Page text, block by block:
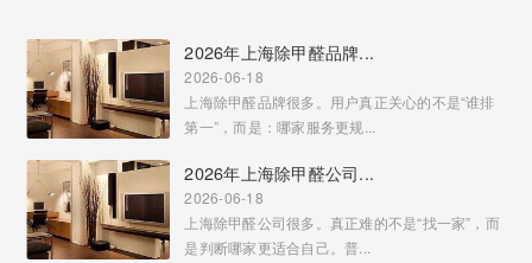
2026年上海除甲醛品牌...
2026-06-18
上海除甲醛品牌很多。用户真正关心的不是“谁排
第一”，而是：哪家服务更规...